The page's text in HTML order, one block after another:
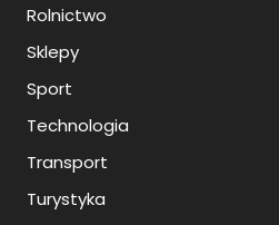
Rolnictwo
Sklepy
Sport
Technologia
Transport
Turystyka